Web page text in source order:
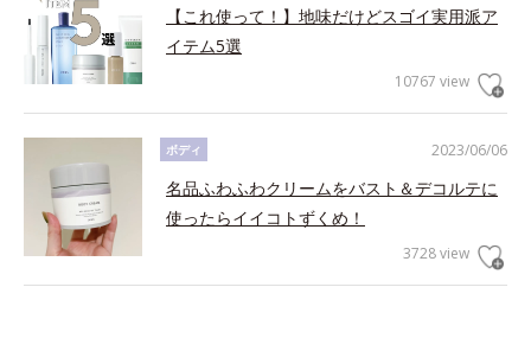
【これ使って！】地味だけどスゴイ実用派ア
イテム5選
10767 view
2023/06/06
ボディ
名品ふわふわクリームをバスト＆デコルテに
使ったらイイコトずくめ！
3728 view